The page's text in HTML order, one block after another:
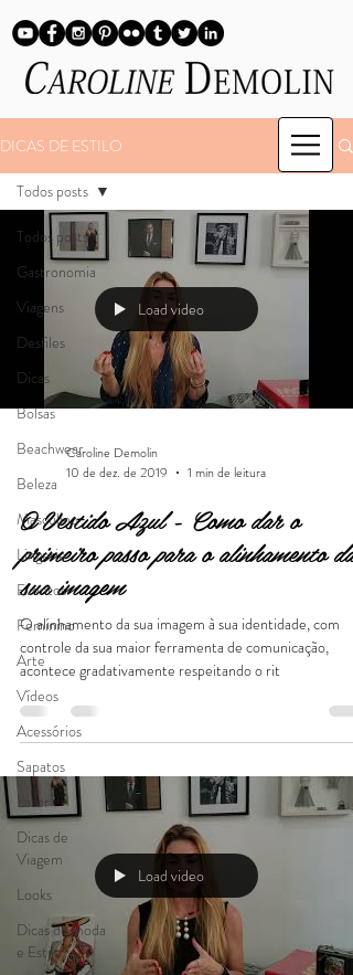
DICAS DE ESTILO
Todos posts
Gastronomia
Viagens
Desfiles
Dicas
Bolsas
Beachwear
Beleza
Masculino
Lingerie
Eventos
Feminino
Arte
Vídeos
Acessórios
Sapatos
Lazer
Dicas de
Viagem
Looks
Dicas de moda
e Estilo
Todos posts
Load video
Caroline Demolin
10 de dez. de 2019
1 min de leitura
O Vestido Azul - Como dar o
primeiro passo para o alinhamento da
sua imagem
O alinhamento da sua imagem à sua identidade, com
controle da sua maior ferramenta de comunicação,
acontece gradativamente respeitando o rit
Load video